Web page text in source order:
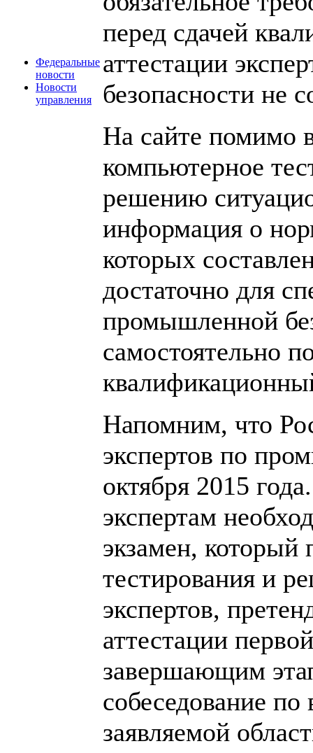
Федеральные
новости
Новости
управления
перед сдачей
аттестации
безопасности не
На сайте помимо
компьютерное
решению
информация о
которых
достаточно для
промышленной
самостоятельно
Напомним, что
экспертов по
октября 2015
экспертам
экзамен, который
тестирования и
экспертов,
аттестации
завершающим
собеседование
заявляемой